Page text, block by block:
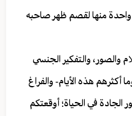
منها لقصم ظهر صاحبه
والصور، والتفكير الجنسي
أكثرهم هذه الأيام- والفراغ
الجادة في الحياة؛ أوقعتكم